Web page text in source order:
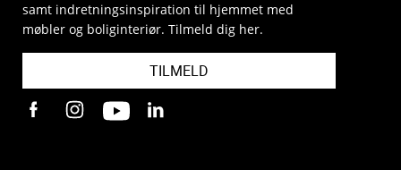
samt indretningsinspiration til hjemmet med
møbler og boliginteriør. Tilmeld dig her.
TILMELD